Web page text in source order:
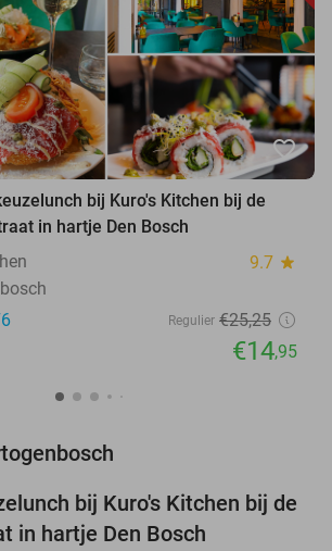
favorite_border
bij Kuro's Kitchen bij de
in hartje Den Bosch
9.7 star
Regulier €25,25
€14,95
41%
bij Kuro's Kitchen bij de
in hartje Den Bosch